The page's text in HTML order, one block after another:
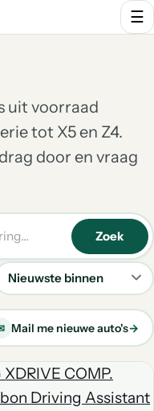
☰
uit voorraad
tot X5 en Z4.
door en vraag
Zoek
Mail me nieuwe auto's→